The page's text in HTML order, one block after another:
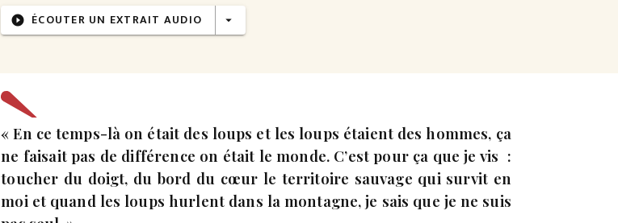
play_circle_filled ÉCOUTER UN EXTRAIT AUDIO arrow_drop_down
« En ce temps-là on était des loups et les loups étaient des hommes, ça
ne faisait pas de différence on était le monde. C’est pour ça que je vis :
toucher du doigt, du bord du cœur le territoire sauvage qui survit en
moi et quand les loups hurlent dans la montagne, je sais que je ne suis